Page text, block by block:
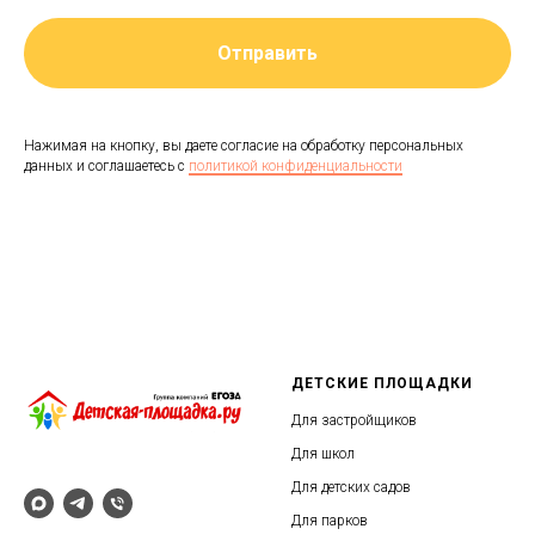
Отправить
Нажимая на кнопку, вы даете согласие на обработку персональных
данных и соглашаетесь c политикой конфиденциальности
ДЕТСКИЕ ПЛОЩАДКИ
Для застройщиков
Для школ
Для детских садов
Для парков